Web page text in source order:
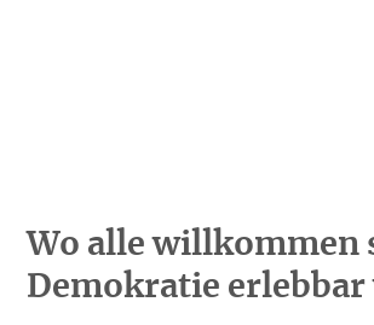
Wo alle willkommen
Demokratie